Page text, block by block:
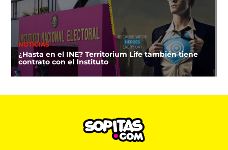
NOTICIAS
¿Hasta en el INE? Territorium Life también tiene
contrato con el Instituto